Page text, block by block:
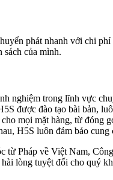
phát nhanh với chi
sách của mình.
nghiệm trong lĩnh vực
được đào tạo bài bản,
mọi mặt hàng, từ đóng
H5S luôn đảm bảo
từ Pháp về Việt Nam,
lòng tuyệt đối cho quý